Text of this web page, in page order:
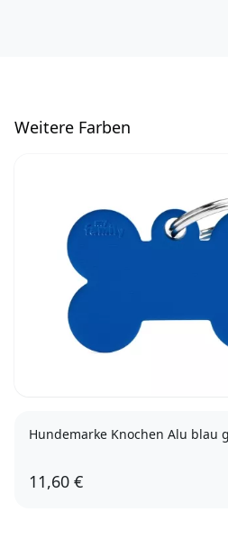
Weitere Farben
Hundemarke Knochen Alu blau
11,60 €